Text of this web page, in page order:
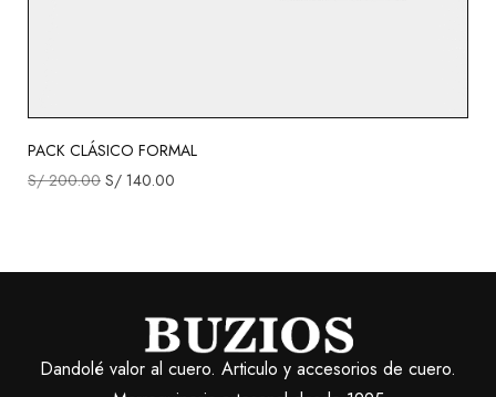
PACK CLÁSICO FORMAL
S/200.00 S/ 140.00
Dandolé valor al cuero. Articulo y accesorios de cuero.